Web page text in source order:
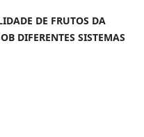
DE FRUTOS DA
DIFERENTES SISTEMAS